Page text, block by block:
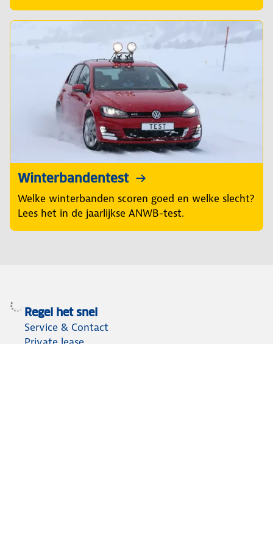
Winterbandentest
Welke winterbanden scoren goed en welke slecht?
Lees het in de jaarlijkse ANWB-test.
Regel het snel
Service & Contact
Private lease